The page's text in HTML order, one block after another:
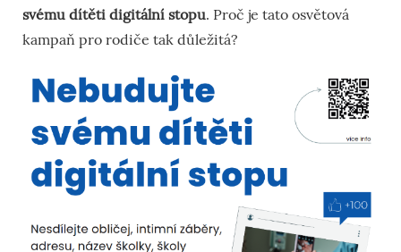
svému dítěti digitální stopu. Proč je tato osvětová
kampaň pro rodiče tak důležitá?